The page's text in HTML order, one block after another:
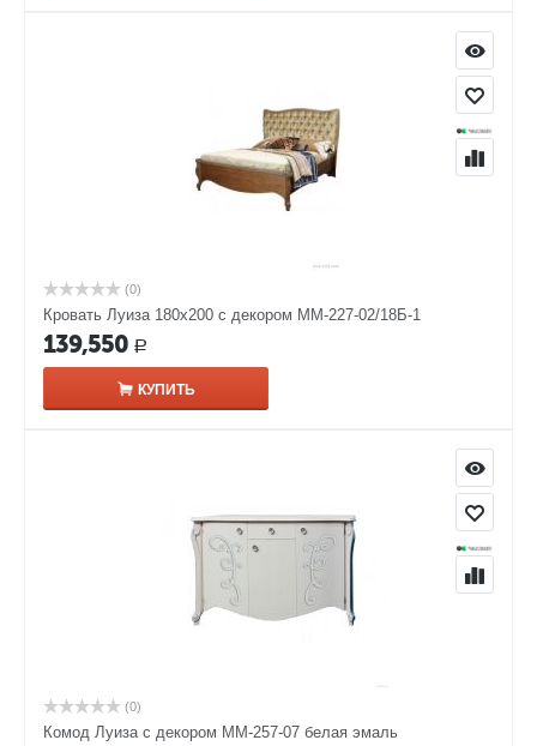
(0)
Кровать Луиза 180х200 с декором ММ-227-02/18Б-1
139,550 Р
КУПИТЬ
(0)
Комод Луиза с декором ММ-257-07 белая эмаль